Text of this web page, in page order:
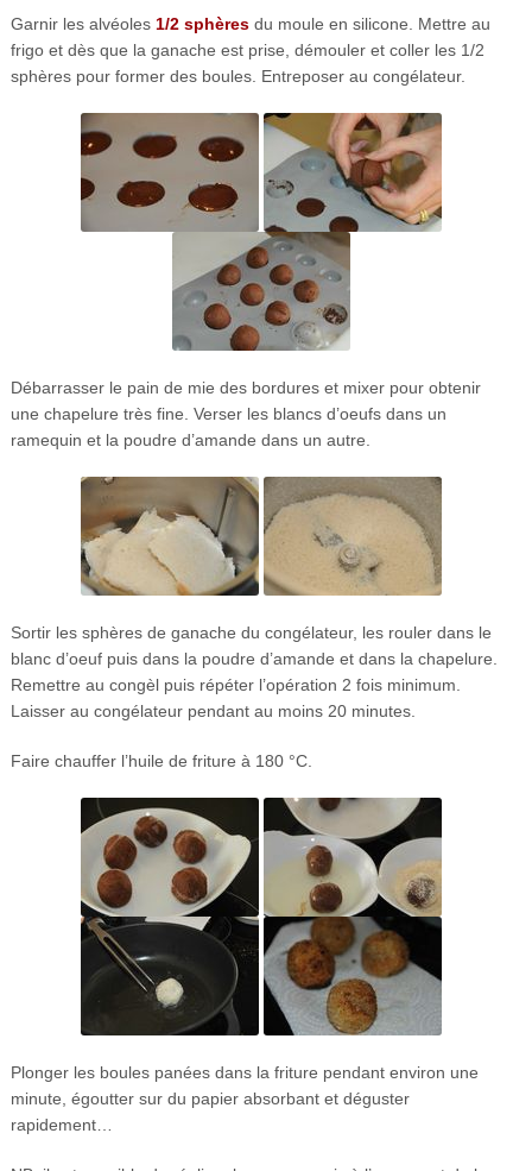
Garnir les alvéoles 1/2 sphèresdu moule en silicone . Mettre au
frigo et dès que la ganache est prise, démouler et coller les 1/2
sphères pour former des boules. Entreposer au congélateur.
Débarrasser le pain de mie des bordures et mixer pour obtenir
une chapelure très fine. Verser les blancs d’oeufs dans un
ramequin et la poudre d’amande dans un autre.
Sortir les sphères de ganache du congélateur, les rouler dans le
blanc d’oeuf puis dans la poudre d’amande et dans la chapelure.
Remettre au congèl puis répéter l’opération 2 fois minimum.
Laisser au congélateur pendant au moins 20 minutes.
Faire chauffer l’huile de friture à 180 °C.
Plonger les boules panées dans la friture pendant environ une
minute, égoutter sur du papier absorbant et déguster
rapidement…